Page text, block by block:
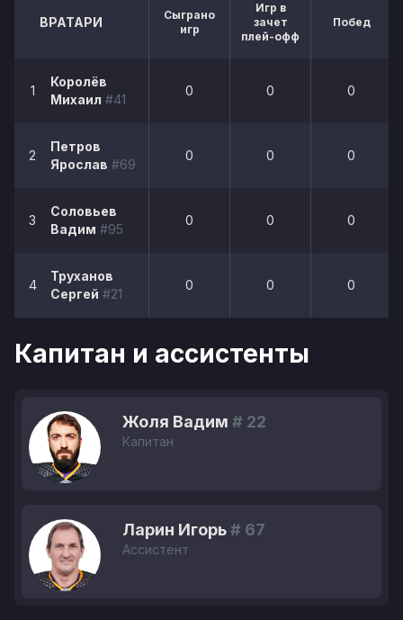
ВРАТАРИ
Сыграно
игр
Игр в
зачет
плей-офф
Побед
1
Королёв
Михаил #41
0 0 0
2
Петров
Ярослав #69
0 0 0
3
Соловьев
Вадим #95
0 0 0
4
Труханов
Сергей #21
0 0 0
Капитан и ассистенты
Жоля Вадим # 22
Капитан
Ларин Игорь# 67
Ассистент